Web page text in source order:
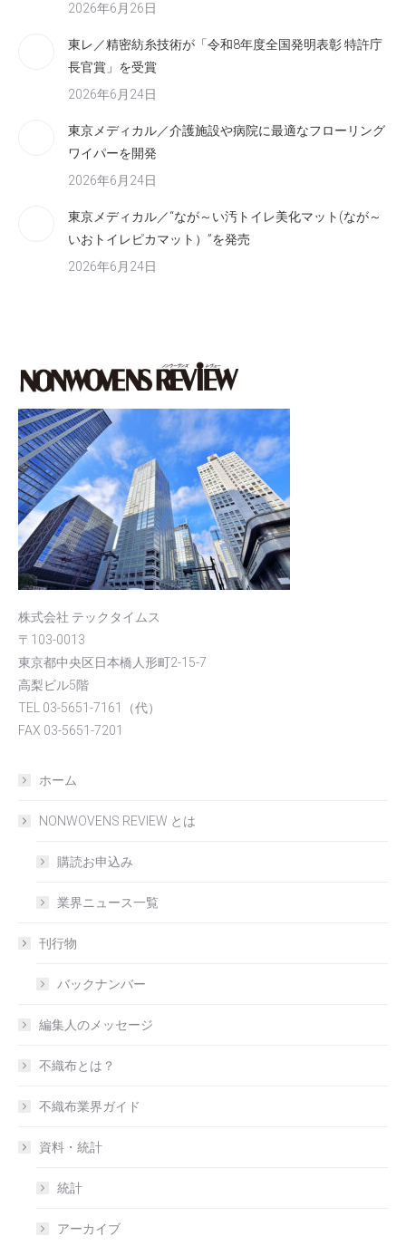
2026年6月26日
東レ／精密紡糸技術が「令和8年度全国発明表彰 特許庁
長官賞」を受賞
2026年6月24日
東京メディカル／介護施設や病院に最適なフローリング
ワイパーを開発
2026年6月24日
東京メディカル／“なが～い汚トイレ美化マット(なが～
いおトイレピカマット）”を発売
2026年6月24日
株式会社 テックタイムス
〒103-0013
東京都中央区日本橋人形町2-15-7
高梨ビル5階
TEL 03-5651-7161（代）
FAX 03-5651-7201
ホーム
NONWOVENS REVIEW とは
購読お申込み
業界ニュース一覧
刊行物
バックナンバー
編集人のメッセージ
不織布とは？
不織布業界ガイド
資料・統計
統計
アーカイブ